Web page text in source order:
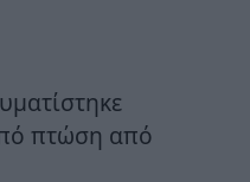
πτώση από